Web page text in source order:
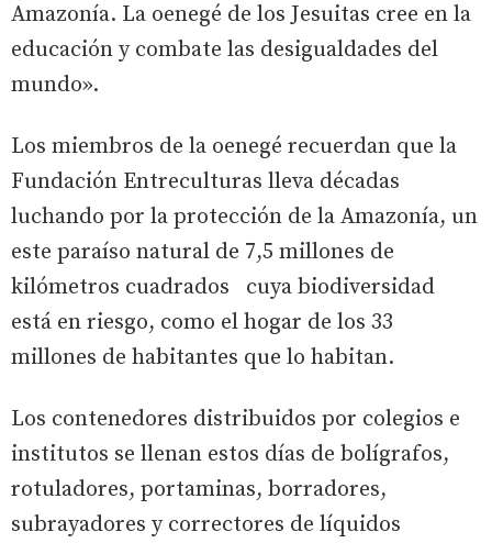
Amazonía. La oenegé de los Jesuitas cree en la
educación y combate las desigualdades del
mundo».
Los miembros de la oenegé recuerdan que la
Fundación Entreculturas lleva décadas
luchando por la protección de la Amazonía, un
este paraíso natural de 7,5 millones de
kilómetros cuadrados cuya biodiversidad
está en riesgo, como el hogar de los 33
millones de habitantes que lo habitan.
Los contenedores distribuidos por colegios e
institutos se llenan estos días de bolígrafos,
rotuladores, portaminas, borradores,
subrayadores y correctores de líquidos